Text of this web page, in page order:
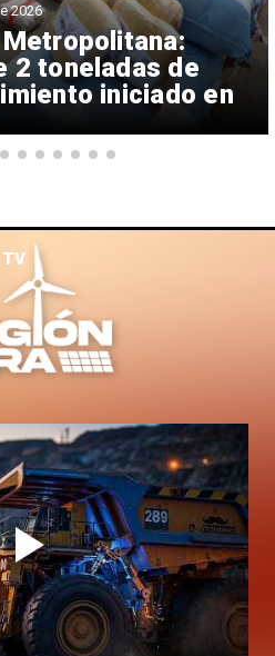
2 toneladas de
iniciado en
2026